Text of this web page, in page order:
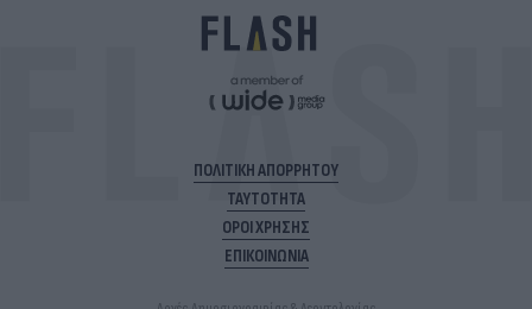
ΠΟΛΙΤΙΚΗ ΑΠΟΡΡΗΤΟΥ
ΤΑΥΤΟΤΗΤΑ
ΟΡΟΙ ΧΡΗΣΗΣ
ΕΠΙΚΟΙΝΩΝΙΑ